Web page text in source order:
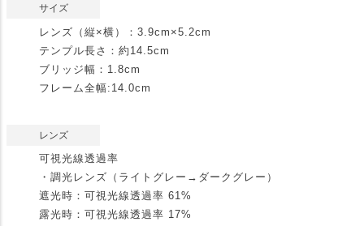
サイズ
レンズ（縦×横）：3.9cm×5.2cm
テンプル長さ：約14.5cm
ブリッジ幅：1.8cm
フレーム全幅:14.0cm
レンズ
可視光線透過率
・調光レンズ（ライトグレー→ダークグレー）
遮光時：可視光線透過率 61%
露光時：可視光線透過率 17%